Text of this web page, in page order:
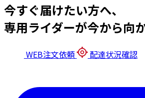
今すぐ届けたい方へ、
専用ライダーが今から向
WEB注文依頼 配達状況確認